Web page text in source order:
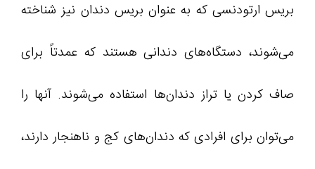
بریس‌ ارتودنسی که به عنوان بریس‌ دندان نیز شناخته
می‌شوند، دستگاه‌های دندانی هستند که عمدتاً برای
صاف کردن یا تراز دندان‌ها استفاده می‌شوند. آنها را
می‌توان برای افرادی که دندان‌های کج و ناهنجار دارند،